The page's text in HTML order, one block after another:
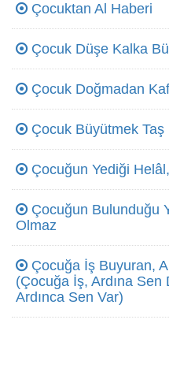
Çocuktan Al Haberi
Çocuk Düşe Kalka
Çocuk Doğmadan
Çocuk Büyütmek Taş
Çocuğun Yediği
Çocuğun Bulunduğu
Olmaz
Çocuğa İş Buyuran,
(Çocuğa İş, Ardına
Ardınca Sen Var)